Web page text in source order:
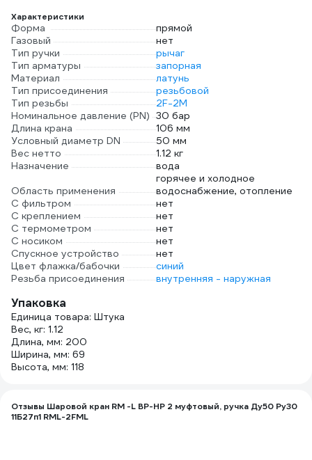
Характеристики
Форма
прямой
Газовый
нет
Тип ручки
рычаг
Тип арматуры
запорная
Материал
латунь
Тип присоединения
резьбовой
Тип резьбы
2F-2M
Номинальное давление (PN) 30 бар
Длина крана
106 мм
Условный диаметр DN
50 мм
Вес нетто
1.12 кг
Назначение
вода
Область применения
горячее и холодное
водоснабжение, отопление
С фильтром
нет
С креплением
нет
С термометром
нет
С носиком
нет
Спускное устройство
нет
Цвет флажка/бабочки
синий
Резьба присоединения
внутренняя - наружная
Упаковка
Единица товара: Штука
Вес, кг: 1.12
Длина, мм: 200
Ширина, мм: 69
Высота, мм: 118
Отзывы Шаровой кран RM -L ВР-НР 2 муфтовый, ручка Ду50 Ру30
11Б27п1 RML-2FML